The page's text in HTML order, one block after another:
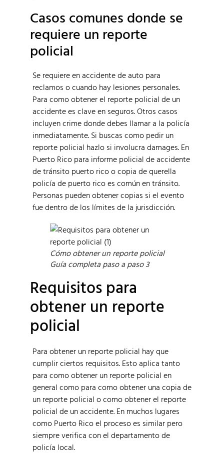
Casos comunes donde se
requiere un reporte
policial
Se requiere en accidente de auto para
reclamos o cuando hay lesiones personales.
Para como obtener el reporte policial de un
accidente es clave en seguros. Otros casos
incluyen crime donde debes llamar a la policía
inmediatamente. Si buscas como pedir un
reporte policial hazlo si involucra damages. En
Puerto Rico para informe policial de accidente
de tránsito puerto rico o copia de querella
policía de puerto rico es común en tránsito.
Personas pueden obtener copias si el evento
fue dentro de los límites de la jurisdicción.
Cómo obtener un reporte policial
Guía completa paso a paso 3
Requisitos para
obtener un reporte
policial
Para obtener un reporte policial hay que
cumplir ciertos requisitos. Esto aplica tanto
para como obtener un reporte policial en
general como para como obtener una copia de
un reporte policial o como obtener el reporte
policial de un accidente. En muchos lugares
como Puerto Rico el proceso es similar pero
siempre verifica con el departamento de
policía local.